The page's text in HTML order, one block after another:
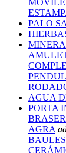
PALO
AGUA
PORTA
AGRA
BAULES